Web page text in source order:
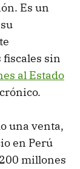
Es un
sin
al Estado
una venta,
en Perú
millones